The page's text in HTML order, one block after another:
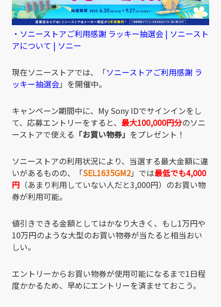
・ソニーストアご利用感謝 ラッキー抽選会 | ソニースト
アについて | ソニー
現在ソニーストアでは、「ソニーストアご利用感謝 ラ
ッキー抽選会」を開催中。
キャンペーン期間中に、My Sony IDでサインインをし
て、応募エントリーをすると、 最大100,000円分のソニ
ーストアで使える 「お買い物券」 をプレゼント！
ソニーストアの利用状況により、当選する最大金額に違
いがあるものの、「SEL1635GM2」では最低でも4,000
円 （あまり利用していない人だと3,000円）のお買い物
券が利用可能。
値引きできる金額としてはかなり大きく、もし1万円や
10万円のような大型のお買い物券が当たると相当おい
しい。
エントリーからお買い物券が使用可能になるまで1日程
度かかるため、早めにエントリーを済ませておこう。